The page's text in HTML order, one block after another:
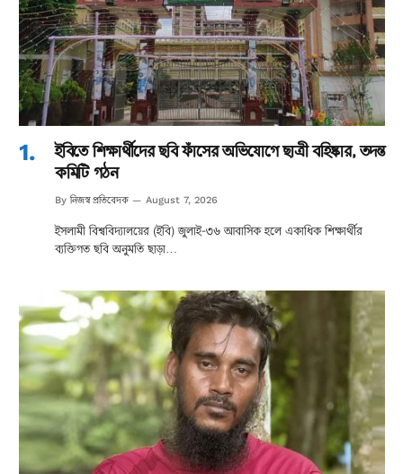
ইবিতে শিক্ষার্থীদের ছবি ফাঁসের অভিযোগে ছাত্রী বহিষ্কার, তদন্ত
কমিটি গঠন
By নিজস্ব প্রতিবেদক August 7, 2026
ইসলামী বিশ্ববিদ্যালয়ের (ইবি) জুলাই-৩৬ আবাসিক হলে একাধিক শিক্ষার্থীর
ব্যক্তিগত ছবি অনুমতি ছাড়া…